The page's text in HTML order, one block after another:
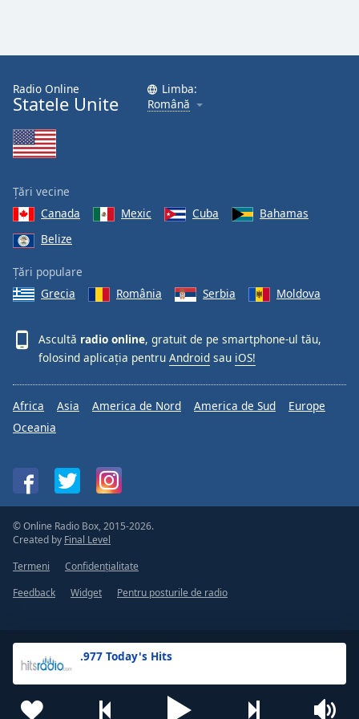
.977 Today's Hits
Radio Online
Statele Unite
Limba:
Română
Țări vecine
Canada
Mexic Cuba
Bahamas
Belize
Țări populare
Grecia
România Serbia Moldova
Ascultă radio online, gratuit de pe smartphone-ul tău,
folosind aplicația pentru Android sau iOS!
Africa Asia America de Nord America de Sud
Europe
Oceania
© Online Radio Box, 2015-2026.
Created by Final Level
Termeni
Confidențialitate
Feedback
Widget Pentru posturile de radio